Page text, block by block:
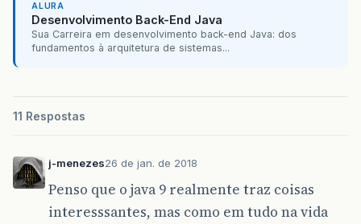
ALURA
Desenvolvimento Back-End Java
Sua Carreira em desenvolvimento back-end Java: dos
fundamentos à arquitetura de sistemas...
11 Respostas
j-menezes26 de jan. de 2018
Penso que o java 9 realmente traz coisas
interesssantes, mas como em tudo na vida